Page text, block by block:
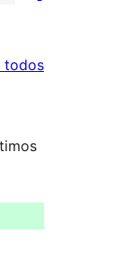
todoslos